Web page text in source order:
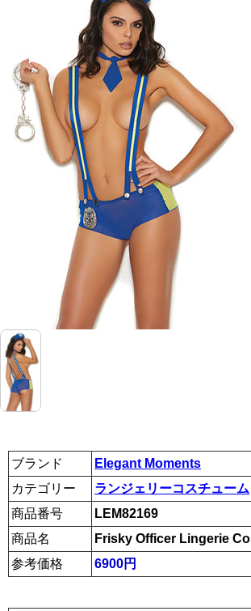
ブランド
Elegant Moments
カテゴリー
ランジェリーコスチューム
商品番号
LEM82169
商品名
Frisky Officer Lingerie
参考価格
6900円